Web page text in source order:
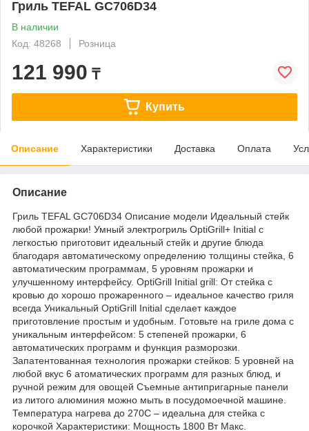
Гриль TEFAL GC706D34
В наличии
Код: 48268
Розница
121 990 ₸
Купить
Описание Характеристики Доставка Оплата
Описание
Гриль TEFAL GC706D34 Описание модели Идеальный стейк
любой прожарки! Умный электрогриль OptiGrill+ Initial с
легкостью приготовит идеальный стейк и другие блюда
благодаря автоматическому определению толщины стейка, 6
автоматическим программам, 5 уровням прожарки и
улучшенному интерфейсу. OptiGrill Initial grill: От стейка с
кровью до хорошо прожаренного – идеальное качество гриля
всегда Уникальный OptiGrill Initial сделает каждое
приготовление простым и удобным. Готовьте на гриле дома c
уникальным интерфейсом: 5 степеней прожарки, 6
автоматических программ и функция разморозки.
Запатентованная технология прожарки стейков: 5 уровней на
любой вкус 6 атоматических программ для разных блюд, и
ручной режим для овощей Съемные антипригарные панели
из литого алюминия можно мыть в посудомоечной машине.
Температура нагрева до 270С – идеальна для стейка с
корочкой Характеристики: Мощность 1800 Вт Макс.